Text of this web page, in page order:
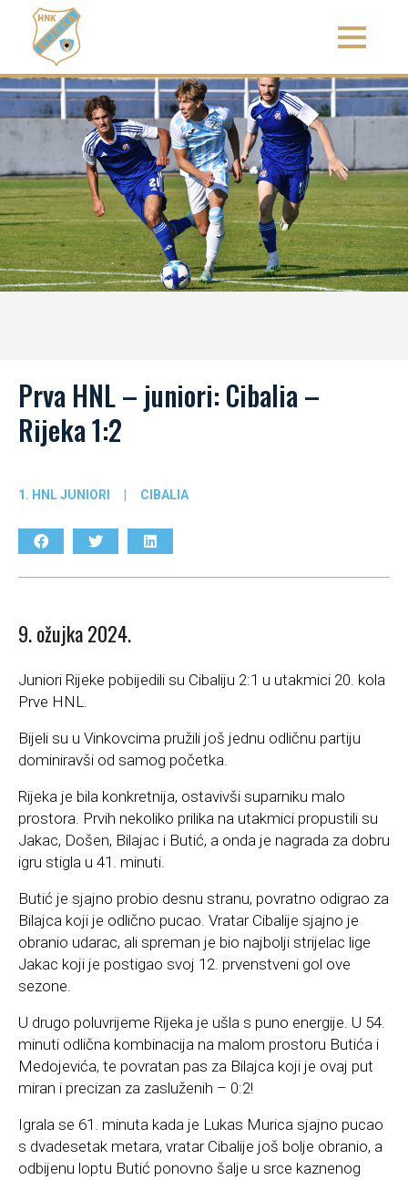
Prva HNL – juniori: Cibalia –
Rijeka 1:2
1. HNL JUNIORI CIBALIA
9. ožujka 2024.
Juniori Rijeke pobijedili su Cibaliju 2:1 u utakmici 20. kola
Prve HNL.
Bijeli su u Vinkovcima pružili još jednu odličnu partiju
dominiravši od samog početka.
Rijeka je bila konkretnija, ostavivši suparniku malo
prostora. Prvih nekoliko prilika na utakmici propustili su
Jakac, Došen, Bilajac i Butić, a onda je nagrada za dobru
igru stigla u 41. minuti.
Butić je sjajno probio desnu stranu, povratno odigrao za
Bilajca koji je odlično pucao. Vratar Cibalije sjajno je
obranio udarac, ali spreman je bio najbolji strijelac lige
Jakac koji je postigao svoj 12. prvenstveni gol ove
sezone.
U drugo poluvrijeme Rijeka je ušla s puno energije. U 54.
minuti odlična kombinacija na malom prostoru Butića i
Medojevića, te povratan pas za Bilajca koji je ovaj put
miran i precizan za zasluženih – 0:2!
Igrala se 61. minuta kada je Lukas Murica sjajno pucao
s dvadesetak metara, vratar Cibalije još bolje obranio, a
odbijenu loptu Butić ponovno šalje u srce kaznenog